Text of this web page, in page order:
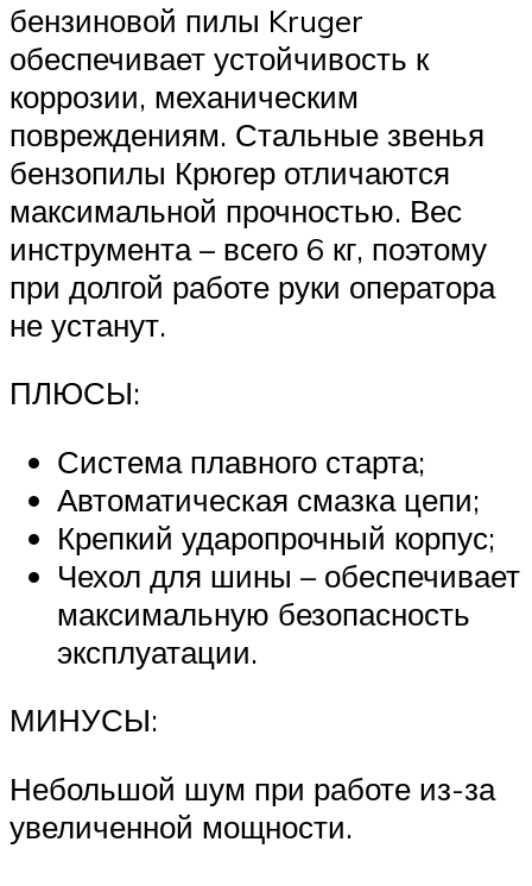
бензиновой пилы Kruger
обеспечивает устойчивость к
коррозии, механическим
повреждениям. Стальные звенья
бензопилы Крюгер отличаются
максимальной прочностью. Вес
инструмента – всего 6 кг, поэтому
при долгой работе руки оператора
не устанут.
ПЛЮСЫ:
Система плавного старта;
Автоматическая смазка цепи;
Крепкий ударопрочный корпус;
Чехол для шины – обеспечивает
максимальную безопасность
эксплуатации.
МИНУСЫ:
Небольшой шум при работе из-за
увеличенной мощности.